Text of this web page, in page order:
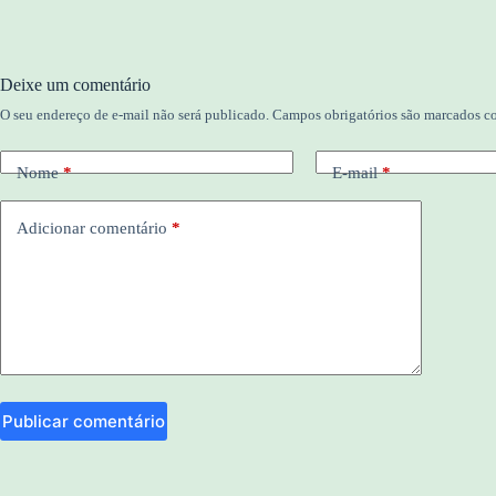
Deixe um comentário
O seu endereço de e-mail não será publicado. Campos obrigatórios são marcados
Nome* E-mail*
Adicionar comentário *
Publicar comentário